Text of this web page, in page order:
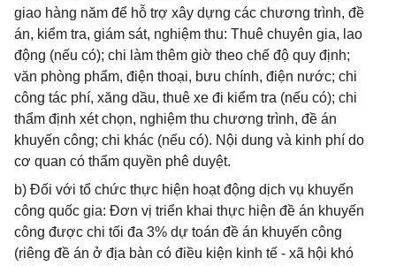
giao hàng năm để hỗ trợ xây dựng các chương trình, đề
án, kiểm tra, giám sát, nghiệm thu: Thuê chuyên gia, lao
động (nếu có); chi làm thêm giờ theo chế độ quy định;
văn phòng phẩm, điện thoại, bưu chính, điện nước; chi
công tác phí, xăng dầu, thuê xe đi kiểm tra (nếu có); chi
thẩm định xét chọn, nghiệm thu chương trình, đề án
khuyến công; chi khác (nếu có). Nội dung và kinh phí do
cơ quan có thẩm quyền phê duyệt.
b) Đối với tổ chức thực hiện hoạt động dịch vụ khuyến
công quốc gia: Đơn vị triển khai thực hiện đề án khuyến
công được chi tối đa 3% dự toán đề án khuyến công
(riêng đề án ở địa bàn có điều kiện kinh tế - xã hội khó